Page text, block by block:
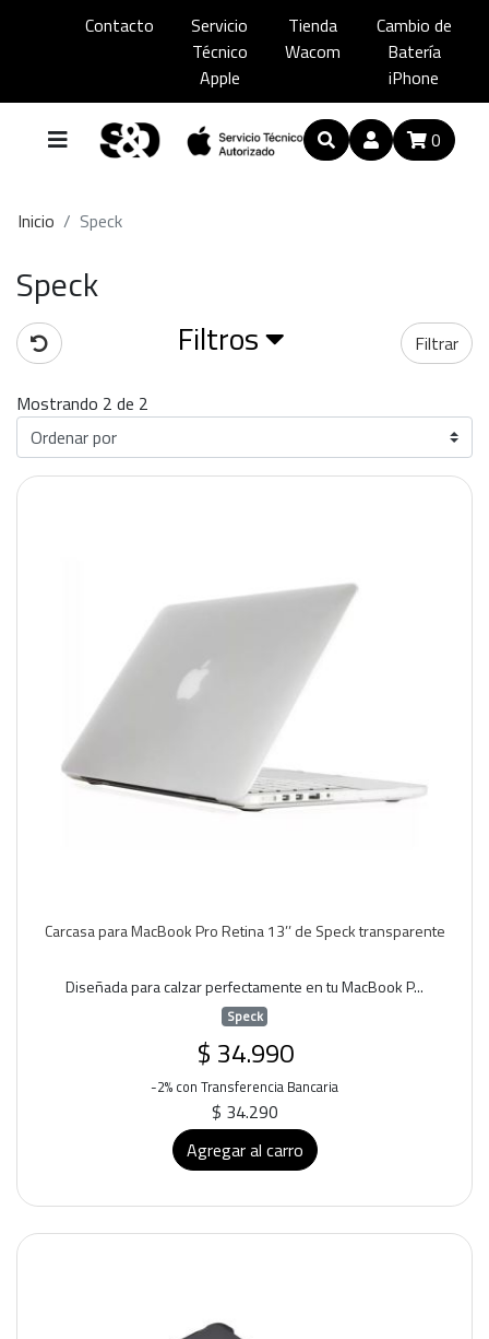
Contacto
Servicio
Técnico
Apple
Tienda
Wacom
Cambio de
Batería
iPhone
0
Inicio Speck
Speck
Filtros Filtrar
Mostrando 2 de 2
Carcasa para MacBook Pro Retina 13’’ de Speck transparente
Diseñada para calzar perfectamente en tu MacBook P...
Speck
$ 34.990
-2% con Transferencia Bancaria
$ 34.290
Agregar al carro